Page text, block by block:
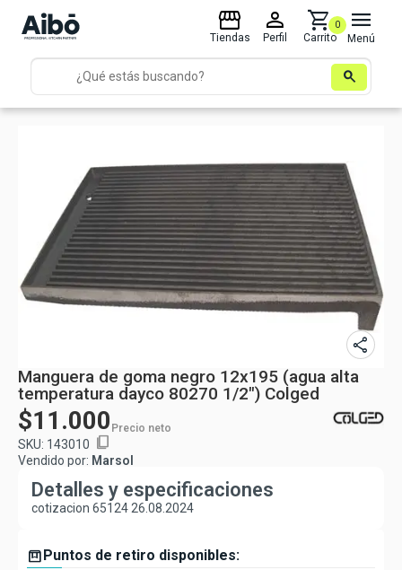
search
storefront
Tiendas
person
Perfil
shopping_cart
Carrito
0 menu
Menú
share
Manguera de goma negro 12x195 (agua alta
temperatura dayco 80270 1/2") Colged
$11.000 Precio neto
SKU: 143010 content_copy
Vendido por: Marsol
Detalles y especificaciones
cotizacion 65124 26.08.2024
boxPuntos de retiro disponibles: